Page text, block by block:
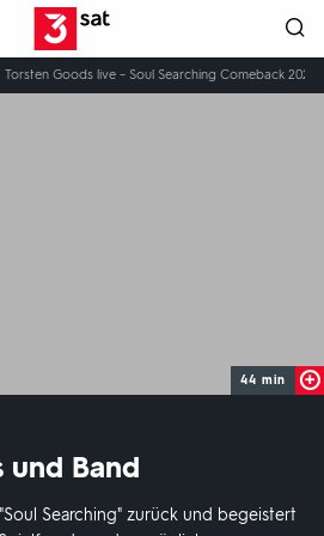
3SAT
Torsten Goods live – Soul Searching Comeback 2024
44 min
und Band
Searching" zurück und begeistert